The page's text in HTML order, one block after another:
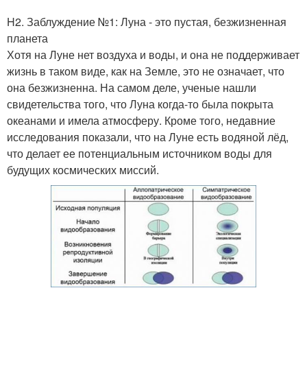
H2. Заблуждение №1: Луна - это пустая, безжизненная
планета
Хотя на Луне нет воздуха и воды, и она не поддерживает
жизнь в таком виде, как на Земле, это не означает, что
она безжизненна. На самом деле, ученые нашли
свидетельства того, что Луна когда-то была покрыта
океанами и имела атмосферу. Кроме того, недавние
исследования показали, что на Луне есть водяной лёд,
что делает ее потенциальным источником воды для
будущих космических миссий.